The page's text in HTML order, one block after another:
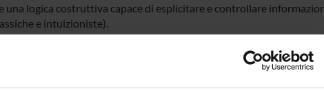
una logica costruttiva capace di esplicitare e controllare
e intuizioniste).
lo sviluppo della Logica Lineare per permettere un
e studio della logica in informatica e' dato dall'utilizzo di logiche